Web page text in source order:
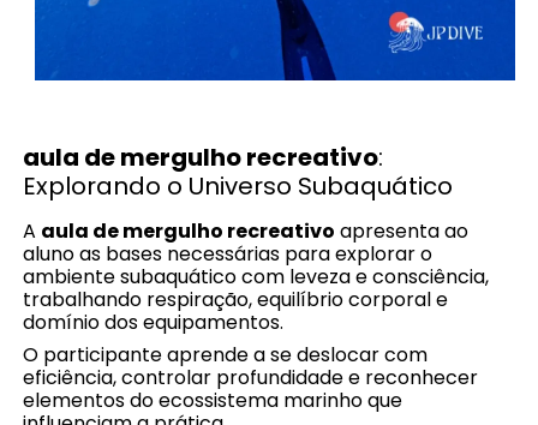
aula de mergulho recreativo:
Explorando o Universo Subaquático
A aula de mergulho recreativo apresenta ao
aluno as bases necessárias para explorar o
ambiente subaquático com leveza e consciência,
trabalhando respiração, equilíbrio corporal e
domínio dos equipamentos.
O participante aprende a se deslocar com
eficiência, controlar profundidade e reconhecer
elementos do ecossistema marinho que